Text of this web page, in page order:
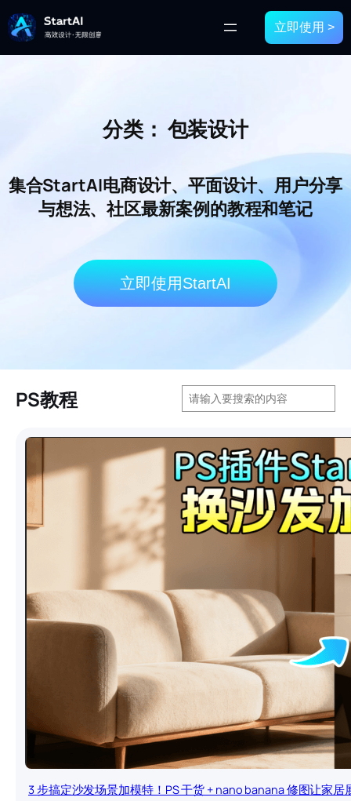
立即使用 >
分类： 包装设计
集合StartAI电商设计、平面设计、用户分享
与想法、社区最新案例的教程和笔记
立即使用StartAI
PS教程
搜
索
3 步搞定沙发场景加模特！PS 干货 + nano banana 修图让家居